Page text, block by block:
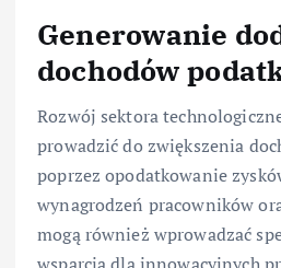
Generowanie
dochodów
Rozwój sektora
prowadzić do zwiększenia
poprzez opodatkowanie
wynagrodzeń pracowników
mogą również wprowadzać